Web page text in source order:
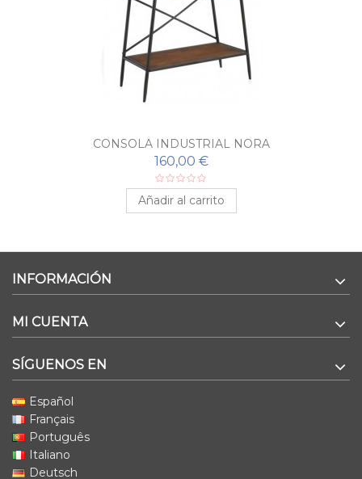
CONSOLA INDUSTRIAL NORA
160,00 €
Añadir al carrito
INFORMACIÓN
MI CUENTA
SÍGUENOS EN
Español
Français
Português
Italiano
Deutsch